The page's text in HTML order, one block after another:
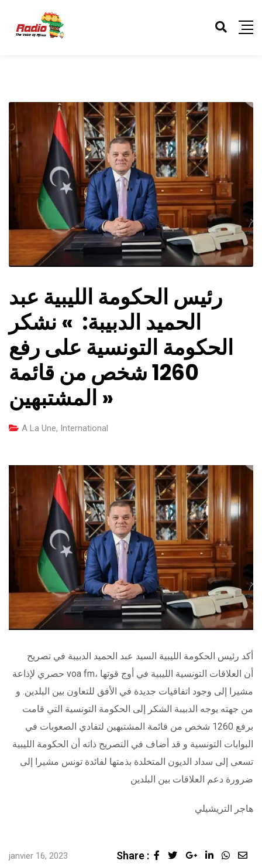
رئيس الحكومة الليبية عبد
الحميد الدبيبة: » نشكر
الحكومة التونسية على رفع
1260 شخص من قائمة
المشتبهين »
A La Une, International
أكد رئيس الحكومة الليبية السيد عبد الحميد الدبيبة في تصريح
حصري لإذاعة voa fm، أن العلاقات التونسية الليبية في أوج قوتها
مشيرا إلى وجود اتفاقيات جديدة في الأفق للتعاون بين البلدين. و
من جهته يوجه الدبيبة الشكر إلى الحكومة التونسية التي قامت
برفع 1260 شخص من قائمة المشتبهين لتفادي الصعوبات في
البوابات التونسية و قد أضاف في التصريح ذاته أن الحكومة الليبية
تسعى إلى سداد الديون المتخلدة بذمتها لفائدة تونس مشيرا إلى
ضرورة دعم العلاقات بين البلدين
هاجر التريشيلي
janvier 16, 2023 Share : Google+LinkedIn